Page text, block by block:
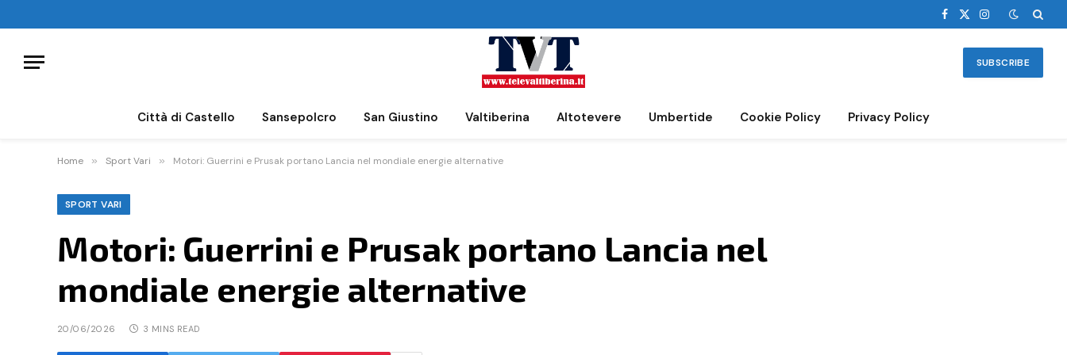
Facebook
X
Instagram
SUBSCRIBE
Città di Castello Sansepolcro San Giustino Valtiberina Altotevere Umbertide Cookie Policy Privacy Policy
Home » Sport Vari » Motori: Guerrini e Prusak portano Lancia nel mondiale energie alternative
SPORT VARI
Motori: Guerrini e Prusak portano Lancia nel
mondiale energie alternative
20/06/2026 3 MINS READ